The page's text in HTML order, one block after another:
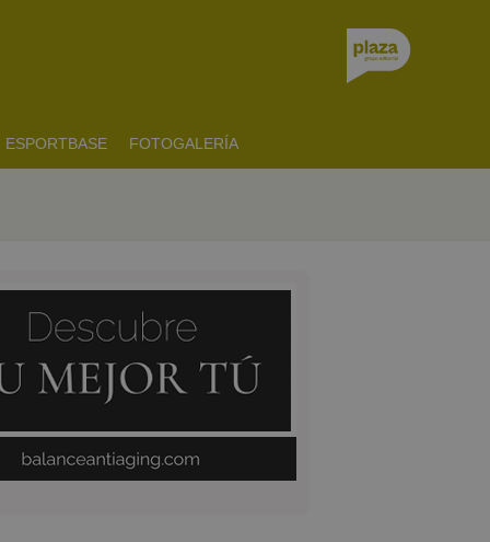
ESPORTBASE FOTOGALERÍA